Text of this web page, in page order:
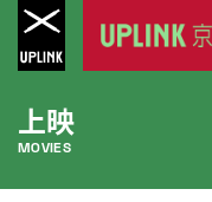
上映
MOVIES